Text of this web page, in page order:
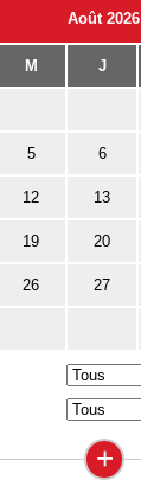
Août 2026
M J
5 6
12 13
19 20
26 27
+